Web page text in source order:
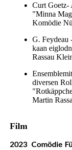
Curt Goetz-
"Minna
Komödie
G. Feydeau
kaan
Rassau
diversen
Martin
Film
2023 Comödie